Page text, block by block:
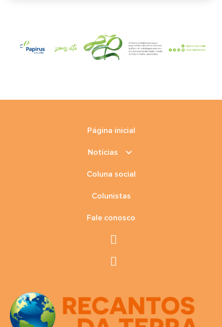
Página inicial
Notícias keyboard_arrow_down
Coluna social
Colunistas
Fale conosco